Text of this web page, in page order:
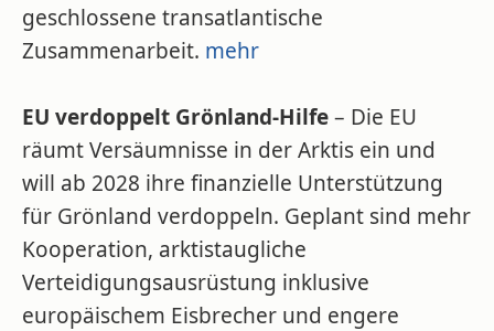
geschlossene transatlantische
Zusammenarbeit. mehr
EU verdoppelt Grönland-Hilfe– Die EU
räumt Versäumnisse in der Arktis ein und
will ab 2028 ihre finanzielle Unterstützung
für Grönland verdoppeln. Geplant sind mehr
Kooperation, arktistaugliche
Verteidigungsausrüstung inklusive
europäischem Eisbrecher und engere